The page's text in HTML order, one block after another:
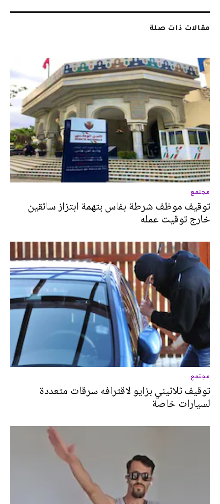
مقالات ذات صلة
مجتمع
توقيف موظف شرطة بفاس بتهمة ابتزاز سائقين
خارج توقيت عمله‎
مجتمع
توقيف ثلاثيني بزايو لاقترافه سرقات متعددة
لسيارات خاصة